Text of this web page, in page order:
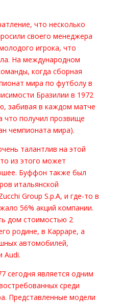
что несколько
своего менеджера
игрока, что
На международном
когда сборная
мира по футболу в
Бразилии в 1972
забивая в каждом матче
что получил прозвище
чемпионата мира).
талантлив на этой
из этого может
Буффон также был
итальянской
Group S.p.A, и где-то в
56% акций компании.
дом стоимостью 2
родине, в Карраре, а
автомобилей,
Audi.
сегодня является одним
среди
Представленные модели